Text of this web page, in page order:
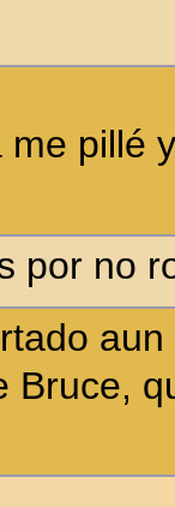
me pillé
por no
Bruce,